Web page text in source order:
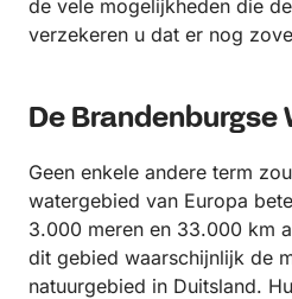
de vele mogelijkheden die
verzekeren u dat er nog
De Brandenburgse
Geen enkele andere term
watergebied van Europa
3.000 meren en 33.000 km
dit gebied waarschijnlijk de
natuurgebied in Duitsland.